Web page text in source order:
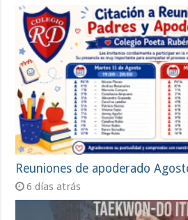
Reuniones de apoderado
6 días atrás